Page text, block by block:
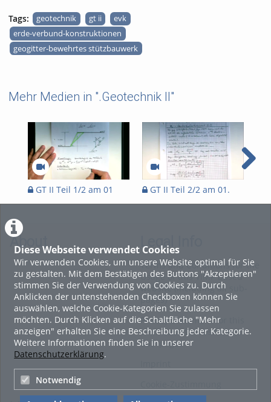
Diese Webseite verwendet Cookies
Wir verwenden Cookies, um unsere Website optimal für Sie
zu gestalten. Mit dem Bestätigen des Buttons "Akzeptieren"
stimmen Sie der Verwendung von Cookies zu. Durch
Anklicken der untenstehenden Checkboxen können Sie
auswählen, welche Cookie-Kategorien Sie zulassen
möchten. Durch Klicken auf die Schaltfläche "Mehr
anzeigen" erhalten Sie eine Beschreibung jeder Kategorie.
Weitere Informationen finden Sie in unserer
Datenschutzerklärung.
Notwendig
Tags: geotechnik gt ii
evk
erde-verbund-konstruktionen
geogitter-bewehrtes stützbauwerk
Mehr Medien in ".Geotechnik II"
GT II Teil 1/2 am 01
.Apr. 20
GT II Teil 2/2 am 01.
Apr. 20
About Legal Info
Terms and Conditions for the
Usage of this ViMP based
website (including all sub-
pages)
Privacy Statement for this
ViMP based Website incl.
Sub-pages